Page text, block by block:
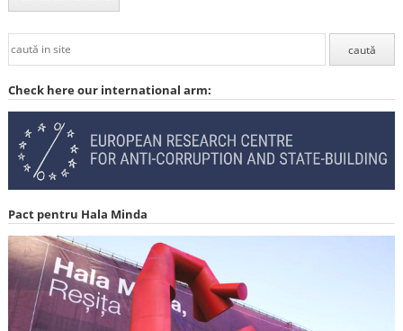
Check here our international arm:
Pact pentru Hala Minda